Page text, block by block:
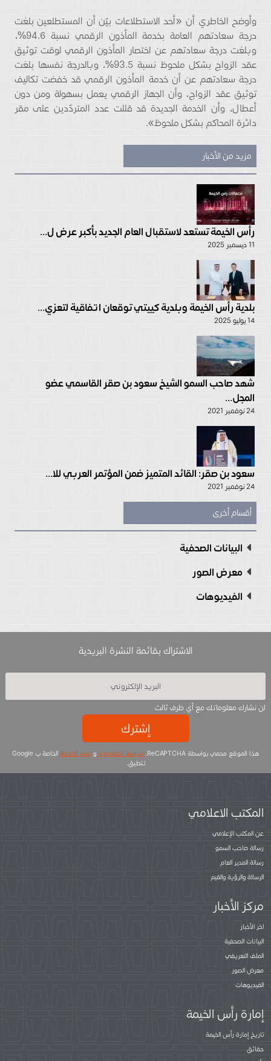
وأوضح الخاطري أن «أحد الاستطلاعات بيّن أن المستطلعين بلغت
درجة سعادتهم العامة بخدمة المأذون الرقمي نسبة 94.6%،
وبلغت درجة سعادتهم عن اختصار المأذون الرقمي لوقت توثيق
عقد الزواج بشكل ملحوظ نسبة 93.5%، وبالدرجة نفسها بلغت
درجة سعادتهم عن أن خدمة المأذون الرقمي قد خفضت تكاليف
توثيق عقد الزواج، وأن الجهاز الرقمي يعمل بسهولة ومن دون
أعطال، وأن الخدمة الجديدة قد قللت عدد المتردّدين على مقر
دائرة المحاكم بشكل ملحوظ».
مزيد من الأخبار
رأس الخيمة تستعد لاستقبال العام الجديد بأكبر عرض ل...
11 ديسمبر 2025
بلدية رأس الخيمة وبلدية كييتي توقعان اتفاقية لتعزي...
14 يوليو 2025
شهد صاحب السمو الشيخ سعود بن صقر القاسمي عضو
المجل...
24 نوفمبر 2021
سعود بن صقر: القائد المتميز ضمن المؤتمر العربي للا...
24 نوفمبر 2021
أقسام أخرى
البيانات الصحفية
معرض الصور
الفيديوهات
الاشتراك بقائمة النشرة البريدية
لن نشارك معلوماتك مع أي طرف ثالث
إشترك
هذا الموقع محمي بواسطة ReCAPTCHA. سياسة الخصوصية وبنود الخدمة
الخاصة ب Google
تتطبق.
المكتب الاعلامي
عن المكتب الإعلامي
رسالة صاحب السمو
رسالة المدير العام
الرسالة والرؤية والقيم
مركز الأخبار
اخر الأخبار
البيانات الصحفية
الملف التعريفي
معرض الصور
الفيديوهات
إمارة رأس الخيمة
تاريخ إمارة رأس الخيمة
حقائق